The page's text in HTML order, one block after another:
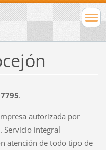
.
autorizada por
Servicio integral
atención de todo tipo de